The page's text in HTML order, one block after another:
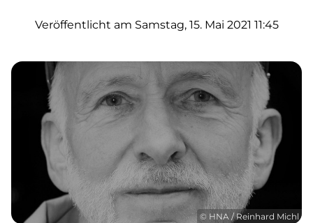
Veröffentlicht am Samstag, 15. Mai 2021 11:45
© HNA / Reinhard Michl